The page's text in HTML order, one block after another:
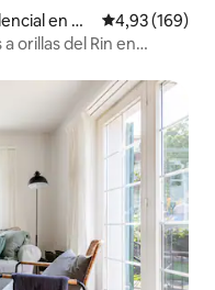
en Kü
Calificación
4,93 (169)
orillas del Rin en
destacados